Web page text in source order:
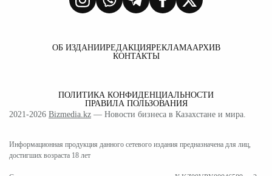
ОБ ИЗДАНИИРЕДАКЦИЯРЕКЛАМААРХИВ
КОНТАКТЫ
ПОЛИТИКА КОНФИДЕНЦИАЛЬНОСТИ
ПРАВИЛА ПОЛЬЗОВАНИЯ
2021-2026 Bizmedia.kz — Новости бизнеса в Казахстане и мира.
Информационная продукция данного сетевого издания предназначена для лиц,
достигших возраста 18 лет